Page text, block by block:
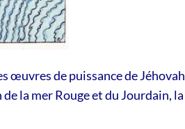
œuvres de puissance de Jéhovah
la mer Rouge et du Jourdain, la